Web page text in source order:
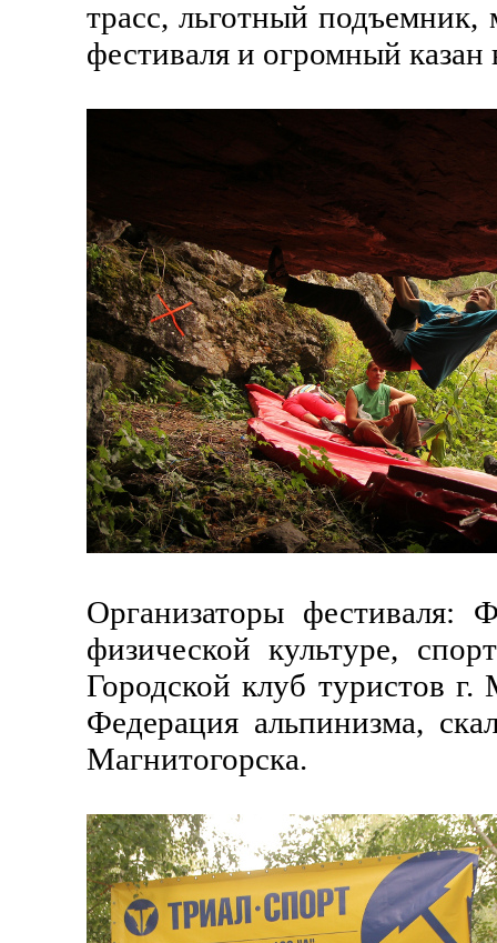
трасс, льготный
фестиваля и огромный казан
Организаторы фестиваля:
физической культуре,
Городской клуб туристов
Федерация альпинизма,
Магнитогорска.